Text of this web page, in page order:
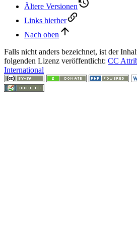
Ältere Versionen
Links hierher
Nach oben
Falls nicht anders bezeichnet, ist der
folgenden Lizenz veröffentlicht: CC
International